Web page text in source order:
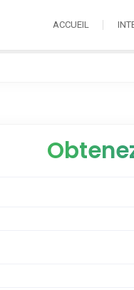
ACCUEIL